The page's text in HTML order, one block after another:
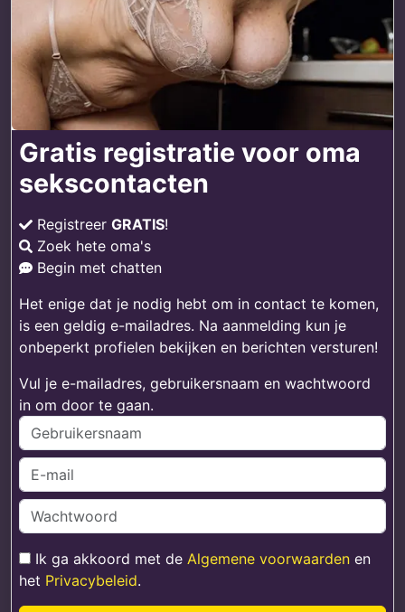
Gratis registratie voor oma
sekscontacten
Registreer GRATIS!
Zoek hete oma's
Begin met chatten
Het enige dat je nodig hebt om in contact te komen,
is een geldig e-mailadres. Na aanmelding kun je
onbeperkt profielen bekijken en berichten versturen!
Vul je e-mailadres, gebruikersnaam en wachtwoord
in om door te gaan.
Ik ga akkoord met de Algemene voorwaarden en
het Privacybeleid.